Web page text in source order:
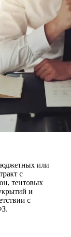
или
с
тентовых
и
с